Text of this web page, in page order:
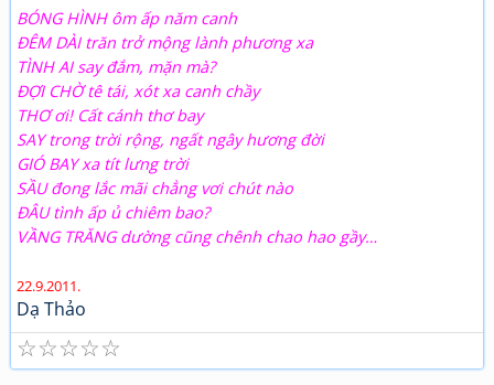
BÓNG HÌNH ôm ấp năm canh
ĐÊM DÀI trăn trở mộng lành phương xa
TÌNH AI say đắm, mặn mà?
ĐỢI CHỜ tê tái, xót xa canh chầy
THƠ ơi! Cất cánh thơ bay
SAY trong trời rộng, ngất ngây hương đời
GIÓ BAY xa tít lưng trời
SẦU đong lắc mãi chẳng vơi chút nào
ĐÂU tình ấp ủ chiêm bao?
VẦNG TRĂNG dường cũng chênh chao hao gầy…
22.9.2011.
Dạ Thảo
☆
☆
☆
☆
☆